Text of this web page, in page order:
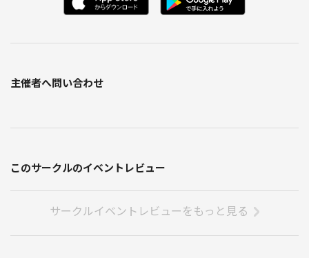
進行を著しく妨害する行為
6. 運営判断について
文章化にあたっては、氏名・年齢・職業・連絡先などの個人情報や、個
人的な体験談、私生活に関わる内容、個人が推測される可能性のある情
報は除き、テーマに関する論点や意見の要旨のみを扱います。
なお、録音データは文章化の目的にのみ使用し、文章化が完了次第、た
だちに削除いたします。
主催者へ問い合わせ
このサークルのイベントレビュー
サークルイベントレビューをもっと見る